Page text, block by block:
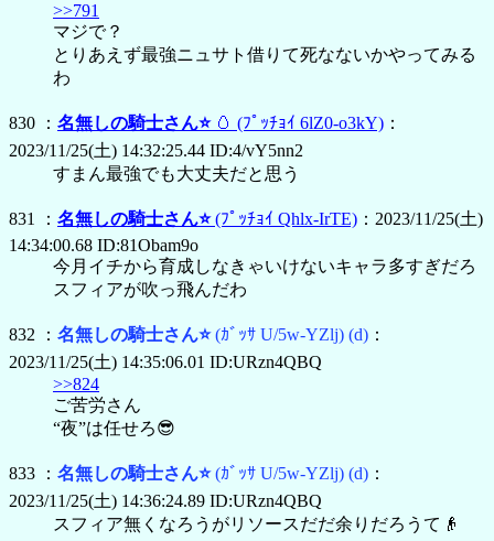
>>791
マジで？
とりあえず最強ニュサト借りて死なないかやってみる
わ
830 ： 名無しの騎士さん⭐ 🥚 (ﾌﾟｯﾁｮｲ 6lZ0-o3kY) ：
2023/11/25(土) 14:32:25.44 ID:4/vY5nn2
すまん最強でも大丈夫だと思う
831 ： 名無しの騎士さん⭐(ﾌﾟｯﾁｮｲ Qhlx-IrTE) ：2023/11/25(土)
14:34:00.68 ID:81Obam9o
今月イチから育成しなきゃいけないキャラ多すぎだろ
スフィアが吹っ飛んだわ
832 ： 名無しの騎士さん⭐(ｶﾞｯｻ U/5w-YZlj) (d) ：
2023/11/25(土) 14:35:06.01 ID:URzn4QBQ
>>824
ご苦労さん
“夜”は任せろ😎
833 ： 名無しの騎士さん⭐(ｶﾞｯｻ U/5w-YZlj) (d) ：
2023/11/25(土) 14:36:24.89 ID:URzn4QBQ
スフィア無くなろうがリソースだだ余りだろうて👴